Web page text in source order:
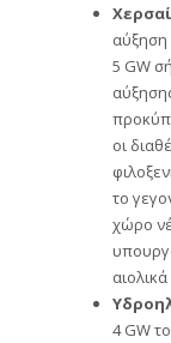
αύξηση
5 GW
οι
το
χώρο
4 GW